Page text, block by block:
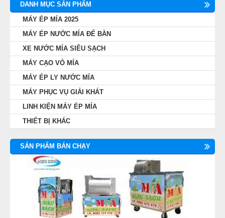
DANH MỤC SẢN PHẨM
MÁY ÉP MÍA 2025
MÁY ÉP NƯỚC MÍA ĐỂ BÀN
XE NƯỚC MÍA SIÊU SẠCH
MÁY CẠO VỎ MÍA
MÁY ÉP LY NƯỚC MÍA
MÁY PHỤC VỤ GIẢI KHÁT
LINH KIỆN MÁY ÉP MÍA
THIẾT BỊ KHÁC
SẢN PHẨM BÁN CHẠY